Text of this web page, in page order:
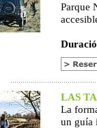
Parque
LAS
La
un guía